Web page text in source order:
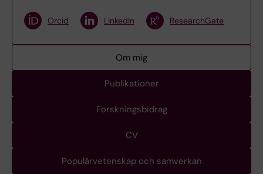
Orcid LinkedIn ResearchGate
Om mig
Publikationer
Forskningsbidrag
CV
Populärvetenskap och samverkan